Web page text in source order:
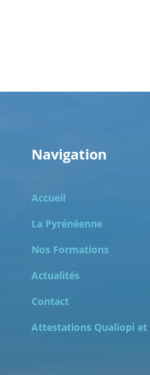
Navigation
Accueil
La Pyrénéenne
Nos Formations
Actualités
Contact
Attestations Qualiopi et